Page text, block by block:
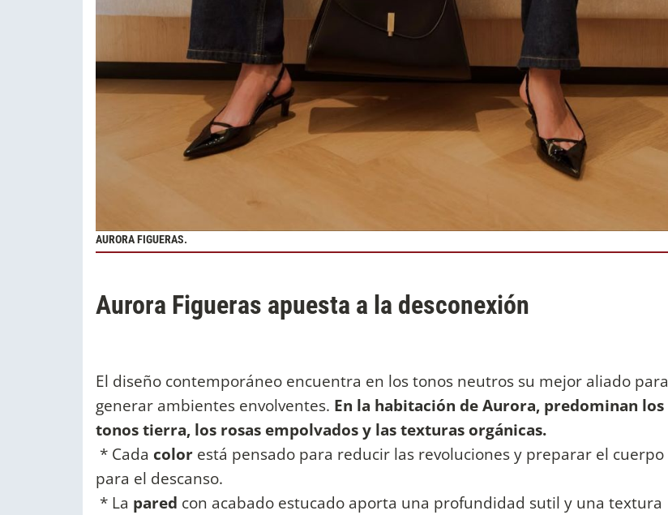
AURORA FIGUERAS.
Aurora Figueras apuesta a la desconexión
El diseño contemporáneo encuentra en los tonos neutros su mejor aliado para
generar ambientes envolventes. En la habitación de Aurora, predominan los
tonos tierra, los rosas empolvados y las texturas orgánicas.
* Cada color está pensado para reducir las revoluciones y preparar el cuerpo
para el descanso.
* La pared con acabado estucado aporta una profundidad sutil y una textura